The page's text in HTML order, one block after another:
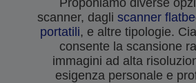
Proponiamo diverse
scanner, dagli scanner
portatili, e altre tipologie.
consente la scansione
immagini ad alta
esigenza personale e